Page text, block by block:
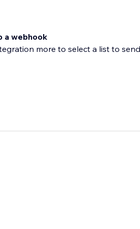
a webhook
more to select a list to